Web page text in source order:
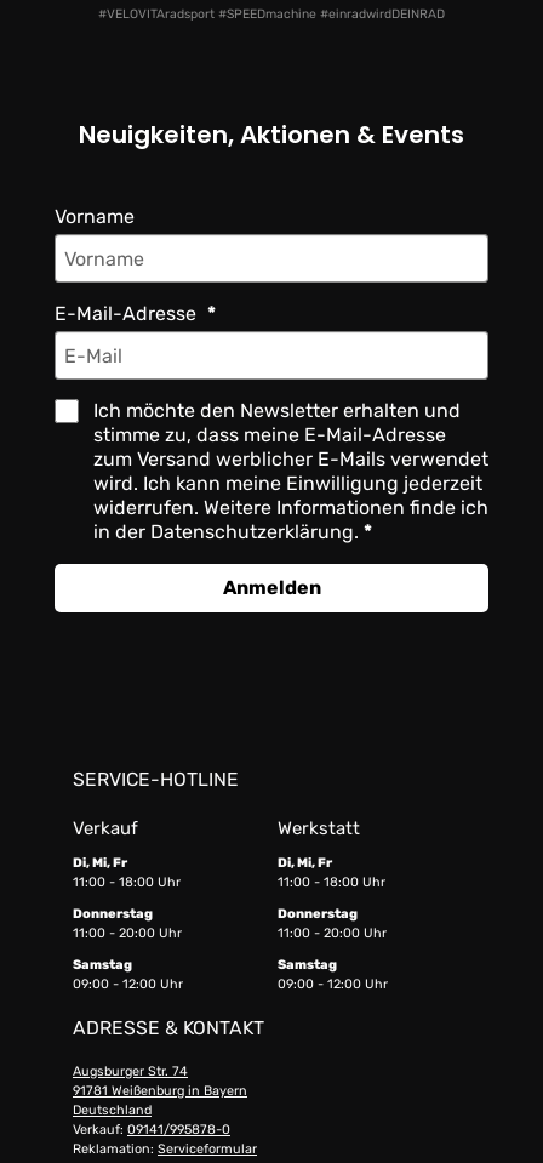
#VELOVITAradsport #SPEEDmachine #einradwirdDEINRAD
Neuigkeiten, Aktionen & Events
Vorname
E-Mail-Adresse
Ich möchte den Newsletter erhalten und
stimme zu, dass meine E-Mail-Adresse
zum Versand werblicher E-Mails verwendet
wird. Ich kann meine Einwilligung jederzeit
widerrufen. Weitere Informationen finde ich
in der Datenschutzerklärung.
Anmelden
SERVICE-HOTLINE
Verkauf Werkstatt
Di, Mi, Fr
11:00 - 18:00 Uhr
Di, Mi, Fr
11:00 - 18:00 Uhr
Donnerstag
11:00 - 20:00 Uhr
Donnerstag
11:00 - 20:00 Uhr
Samstag
09:00 - 12:00 Uhr
Samstag
09:00 - 12:00 Uhr
ADRESSE & KONTAKT
Augsburger Str. 74
91781 Weißenburg in Bayern
Deutschland
Verkauf: 09141/995878-0
Reklamation: Serviceformular